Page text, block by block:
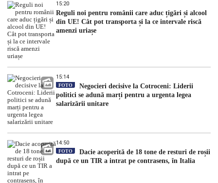
15:20
Reguli noi pentru românii care aduc țigări și alcool
din UE! Cât pot transporta și la ce intervale riscă
amenzi uriașe
15:14
FOTO
Negocieri decisive la Cotroceni: Liderii
politici se adună marți pentru a urgenta legea
salarizării unitare
14:50
FOTO
Dacie acoperită de 18 tone de resturi de roșii
după ce un TIR a intrat pe contrasens, în Italia